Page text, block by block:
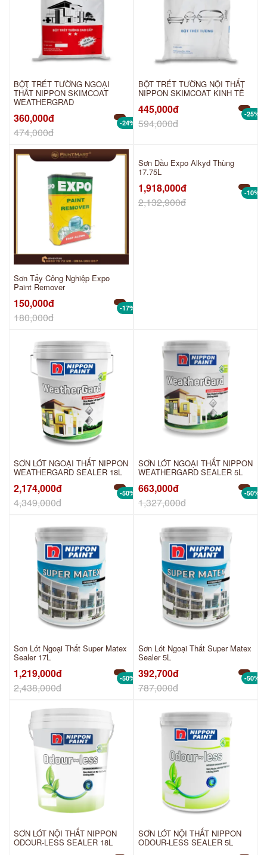
BỘT TRÉT TƯỜNG NGOẠI
THẤT NIPPON SKIMCOAT
WEATHERGRAD
360,000đ
474,000đ
-24%
BỘT TRÉT TƯỜNG NỘI THẤT
NIPPON SKIMCOAT KINH TẾ
445,000đ
594,000đ
-25%
Sơn Tẩy Công Nghiệp Expo
Paint Remover
150,000đ
180,000đ
-17%
Sơn Dầu Expo Alkyd Thùng
17.75L
1,918,000đ
2,132,900đ
-10%
SƠN LÓT NGOẠI THẤT NIPPON
WEATHERGARD SEALER 18L
2,174,000đ
4,349,000đ
-50%
SƠN LÓT NGOẠI THẤT NIPPON
WEATHERGARD SEALER 5L
663,000đ
1,327,000đ
-50%
Sơn Lót Ngoại Thất Super Matex
Sealer 17L
1,219,000đ
2,438,000đ
-50%
Sơn Lót Ngoại Thất Super Matex
Sealer 5L
392,700đ
787,000đ
-50%
SƠN LÓT NỘI THẤT NIPPON
ODOUR-LESS SEALER 18L
SƠN LÓT NỘI THẤT NIPPON
ODOUR-LESS SEALER 5L